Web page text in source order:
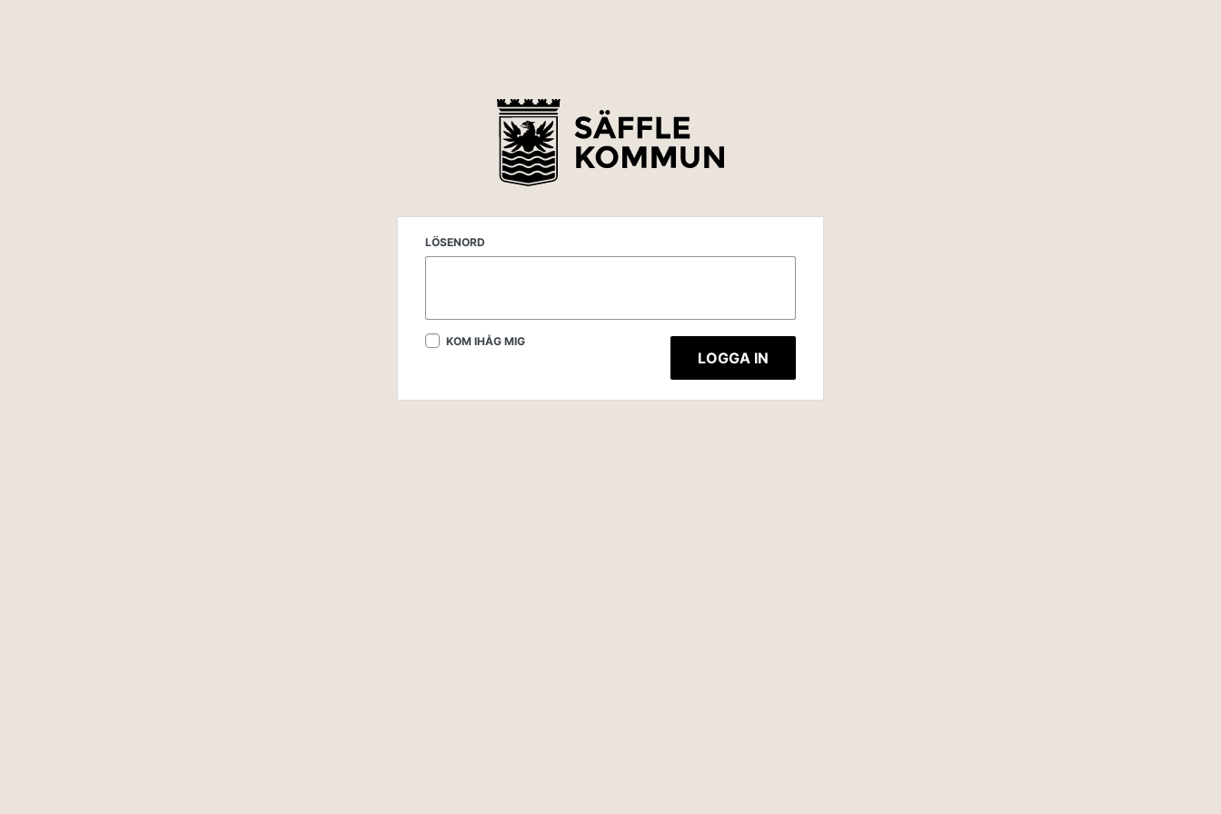
LÖSENORD
KOM IHÅG MIG